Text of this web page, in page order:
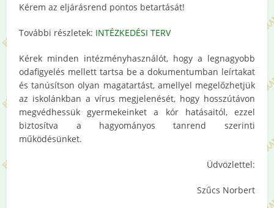
Kérem az eljárásrend pontos betartását!
További részletek: INTÉZKEDÉSI TERV
Kérek minden intézményhasználót, hogy a legnagyobb
odafigyelés mellett tartsa be a dokumentumban leírtakat
és tanúsítson olyan magatartást, amellyel megelőzhetjük
az iskolánkban a vírus megjelenését, hogy hosszútávon
megvédhessük gyermekeinket a kór hatásaitól, ezzel
biztosítva a hagyományos tanrend szerinti
működésünket.
Üdvözlettel:
Szűcs Norbert